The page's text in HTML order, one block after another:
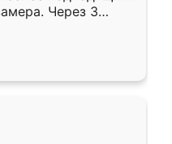
Через 3
Остались
Ренессанс